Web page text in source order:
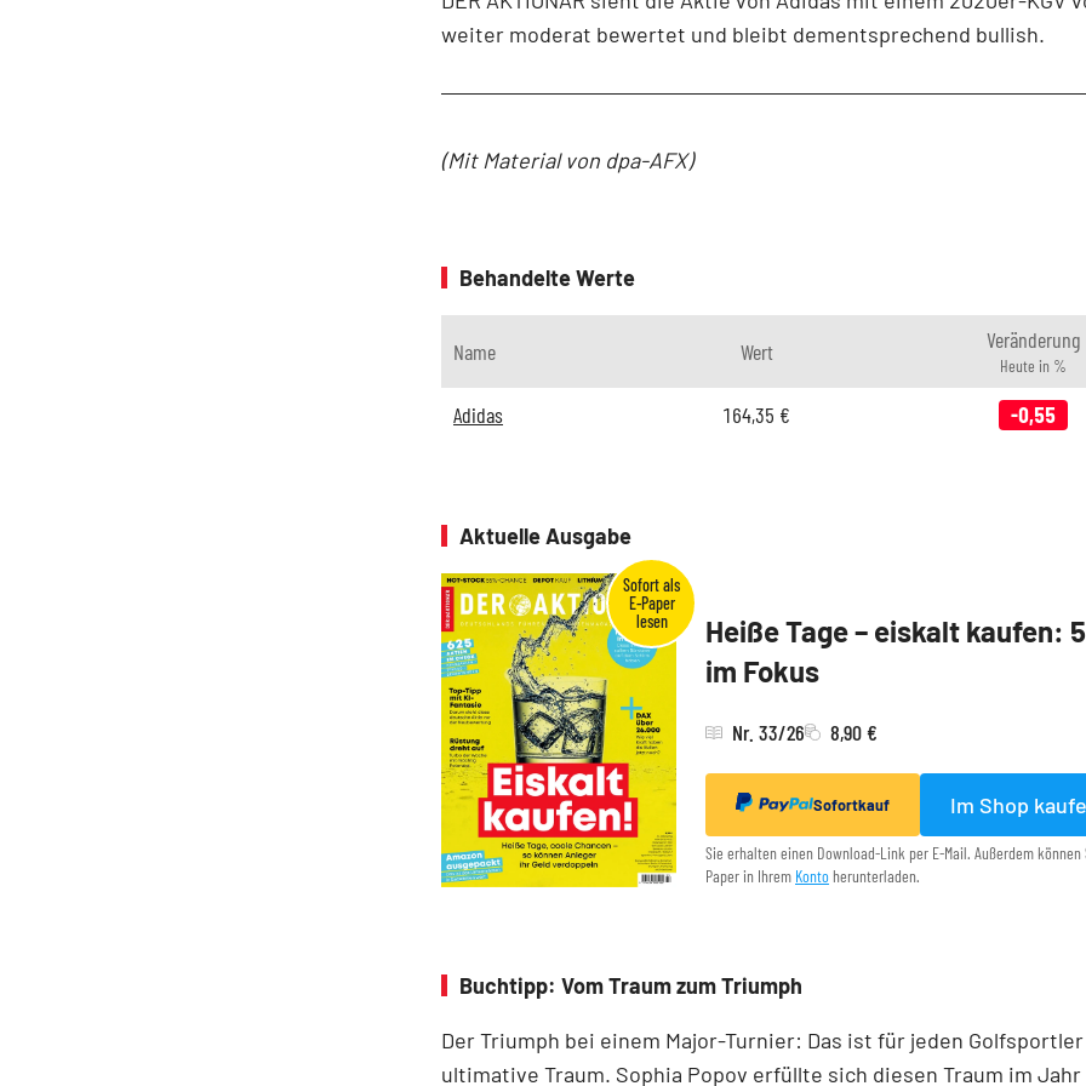
weiter moderat bewertet und bleibt dementsprechend bullish.
(Mit Material von dpa-AFX)
Behandelte Werte
Name Wert Veränderung
Heute in %
Adidas 164,35 € -0,55
Aktuelle Ausgabe
Heiße Tage – eiskalt kaufen:
im Fokus
Nr. 33/26 8,90 €
Sofortkauf Im Shop
Sie erhalten einen Download-Link per E-Mail. Außerdem
Paper in Ihrem Konto herunterladen.
Buchtipp: Vom Traum zum Triumph
Der Triumph bei einem Major-Turnier: Das ist für jeden
ultimative Traum. Sophia Popov erfüllte sich diesen Traum im